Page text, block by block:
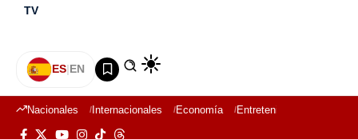
TV
ES|EN
Nacionales Internacionales Economía Entretenimiento